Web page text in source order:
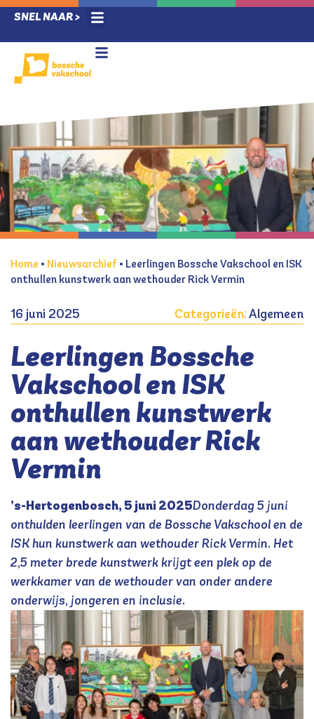
SNEL NAAR >
Home • Nieuwsarchief • Leerlingen Bossche Vakschool en ISK
onthullen kunstwerk aan wethouder Rick Vermin
16 juni 2025 Categorieën:Algemeen
Leerlingen Bossche
Vakschool en ISK
onthullen kunstwerk
aan wethouder Rick
Vermin
’s-Hertogenbosch, 5 juni 2025Donderdag 5 juni
onthulden leerlingen van de Bossche Vakschool en de
ISK hun kunstwerk aan wethouder Rick Vermin. Het
2,5 meter brede kunstwerk krijgt een plek op de
werkkamer van de wethouder van onder andere
onderwijs, jongeren en inclusie.